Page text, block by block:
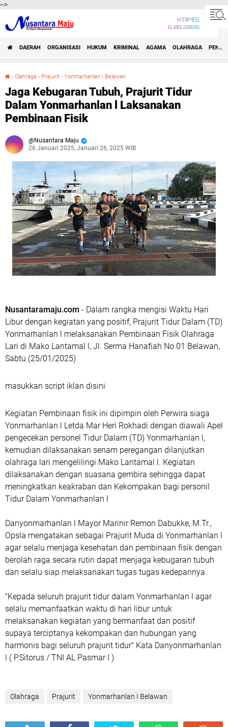
-->
KAMIS
6 08 2026
DAERAH ORGANISASI HUKUM KRIMINAL AGAMA OLAHRAGA
› Olahraga › Prajurit › Yonmarhanlan I Belawan
Jaga Kebugaran Tubuh, Prajurit Tidur
Dalam Yonmarhanlan l Laksanakan
Pembinaan Fisik
Nusantara Maju
26 Januari 2025, Januari 26, 2025 WIB
Nusantaramaju.com - Dalam rangka mengisi Waktu Hari
Libur dengan kegiatan yang positif, Prajurit Tidur Dalam (TD)
Yonmarhanlan l melaksanakan Pembinaan Fisik Olahraga
Lari di Mako Lantamal l, Jl. Serma Hanafiah No 01 Belawan,
Sabtu (25/01/2025)
masukkan script iklan disini
Kegiatan Pembinaan fisik ini dipimpin oleh Perwira siaga
Yonmarhanlan l Letda Mar Heri Rokhadi dengan diawali Apel
pengecekan personel Tidur Dalam (TD) Yonmarhanlan l,
kemudian dilaksanakan senam peregangan dilanjutkan
olahraga lari mengelilingi Mako Lantamal l. Kegiatan
dilaksanakan dengan suasana gembira sehingga dapat
meningkatkan keakraban dan Kekompakan bagi personil
Tidur Dalam Yonmarhanlan l
Danyonmarhanlan l Mayor Marinir Remon Dabukke, M.Tr.,
Opsla mengatakan sebagai Prajurit Muda di Yonmarhanlan l
agar selalu menjaga kesehatan dan pembinaan fisik dengan
berolah raga secara rutin dapat menjaga kebugaran tubuh
dan selalu siap melaksanakan tugas tugas kedepannya.
"Kepada seluruh prajurit tidur dalam Yonmarhanlan l agar
selalu memanfaatkan waktu di hari libur untuk
melaksanakan kegiatan yang bermanfaat dan positif
supaya terciptanya kekompakan dan hubungan yang
harmonis bagi seluruh prajurit tidur" Kata Danyonmarhanlan
l ( P.Sitorus / TNI AL Pasmar I )
Olahraga Prajurit Yonmarhanlan I Belawan